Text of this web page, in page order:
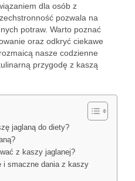
dla osób z
pozwala na
potraw. Warto poznać
oraz odkryć ciekawe
nasze codzienne
przygodę z kaszą
jaglaną do diety?
z kaszy jaglanej?
i smaczne dania z kaszy